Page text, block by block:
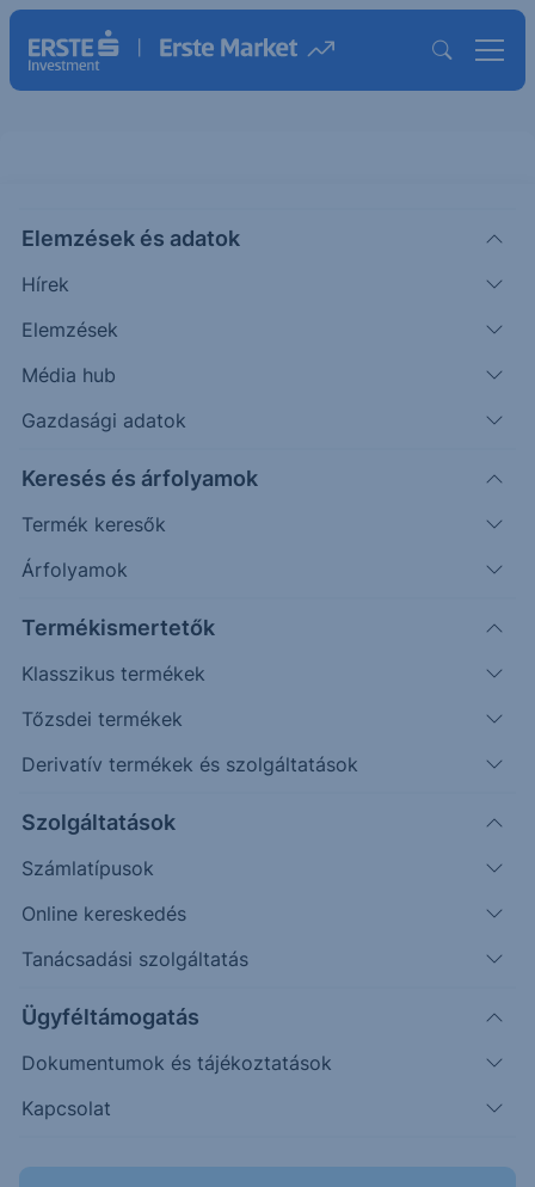
Elemzések és adatok
Hírek
Elemzések
Média hub
Gazdasági adatok
Keresés és árfolyamok
Termék keresők
Árfolyamok
Termékismertetők
Klasszikus termékek
Tőzsdei termékek
Derivatív termékek és szolgáltatások
Szolgáltatások
Számlatípusok
Online kereskedés
Tanácsadási szolgáltatás
Ügyféltámogatás
Dokumentumok és tájékoztatások
Kapcsolat
DLX(XETRA)
Delignit Ord Shs
2.420
Időpont: 26.08.10. 17:35
Előző záró:
2.320
Árfolyamértesítő rögzítése
További információk kérése
2.3000
2.3750